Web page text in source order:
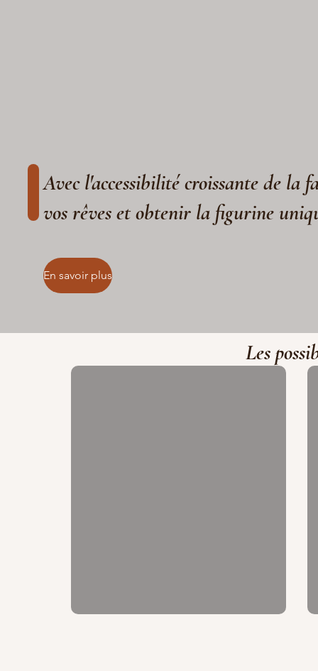
Avec l'accessibilité croissante de la
vos rêves et obtenir la figurine
En savoir plus
Les